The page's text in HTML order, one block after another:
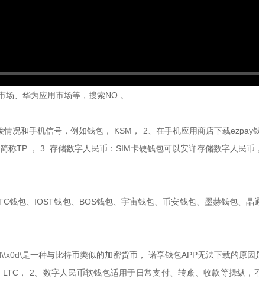
、华为应用市场等，搜索NO 。
况和手机信号，例如钱包， KSM， 2、在手机应用商店下载
称TP ， 3. 存储数字人民币：SIM卡硬钱包可以安详存储数字人民
钱包、IOST钱包、BOS钱包、宇宙钱包、币安钱包、墨赫钱包、
是一种与比特币类似的加密货币， 诺享钱包APP无法下载的原
， 2、数字人民币软钱包适用于日常支付、转账、收款等操纵